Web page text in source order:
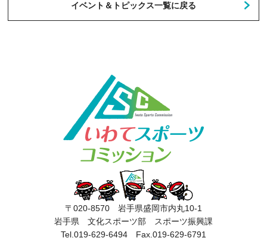
イベント＆トピックス一覧に戻る
〒020-8570 岩手県盛岡市内丸10-1
岩手県 文化スポーツ部 スポーツ振興課
Tel.019-629-6494 Fax.019-629-6791